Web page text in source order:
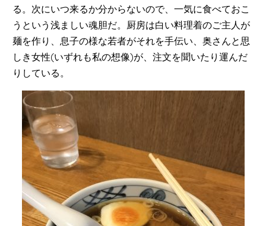
る。次にいつ来るか分からないので、一気に食べておこ
うという浅ましい魂胆だ。厨房は白い料理着のご主人が
麺を作り、息子の様な若者がそれを手伝い、奥さんと思
しき女性(いずれも私の想像)が、注文を聞いたり運んだ
りしている。